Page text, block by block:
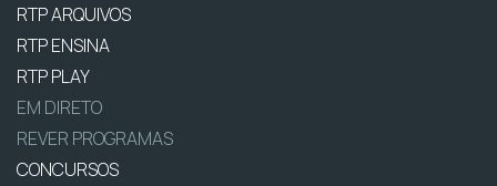
RTP ARQUIVOS
RTP ENSINA
RTP PLAY
EM DIRETO
REVER PROGRAMAS
CONCURSOS